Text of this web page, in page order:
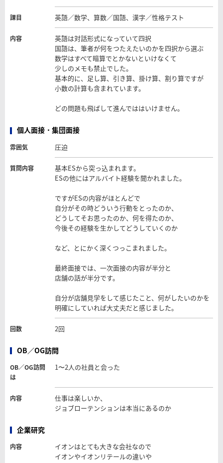
課目 英語／数学、算数／国語、漢字／性格テスト
内容
英語は対話形式になっていて四択
国語は、筆者が何をつたえたいのかを四択から選ぶ
数学はすべて暗算でとかないといけなくて
少しのメモも禁止でした。
基本的に、足し算、引き算、掛け算、割り算ですが
小数の計算も含まれています。
どの問題も飛ばして進んでははいけません。
個人面接・集団面接
雰囲気 圧迫
質問内容
基本ESから突っ込まれます。
ESの他にはアルバイト経験を聞かれました。
ですがESの内容がほとんどで
自分がその時どういう行動をとったのか、
どうしてそお思ったのか、何を得たのか、
今後その経験を生かしてどうしていくのか
など、とにかく深くつっこまれました。
最終面接では、一次面接の内容が半分と
店舗の話が半分です。
自分が店舗見学をして感じたこと、何がしたいのかを
明確にしていれば大丈夫だと感じました。
回数 2回
OB／OG訪問
OB／OG訪問
は
1〜2人の社員と会った
内容
仕事は楽しいか、
ジョブローテンションは本当にあるのか
企業研究
内容
イオンはとても大きな会社なので
イオンやイオンリテールの違いや